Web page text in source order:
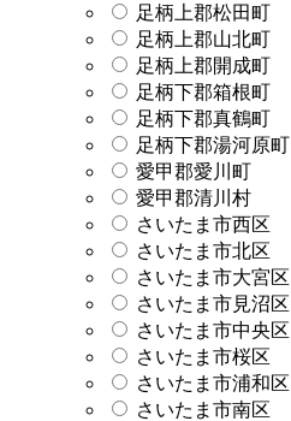
足柄上郡松田町
足柄上郡山北町
足柄上郡開成町
足柄下郡箱根町
足柄下郡真鶴町
足柄下郡湯河原町
愛甲郡愛川町
愛甲郡清川村
さいたま市西区
さいたま市北区
さいたま市大宮区
さいたま市見沼区
さいたま市中央区
さいたま市桜区
さいたま市浦和区
さいたま市南区